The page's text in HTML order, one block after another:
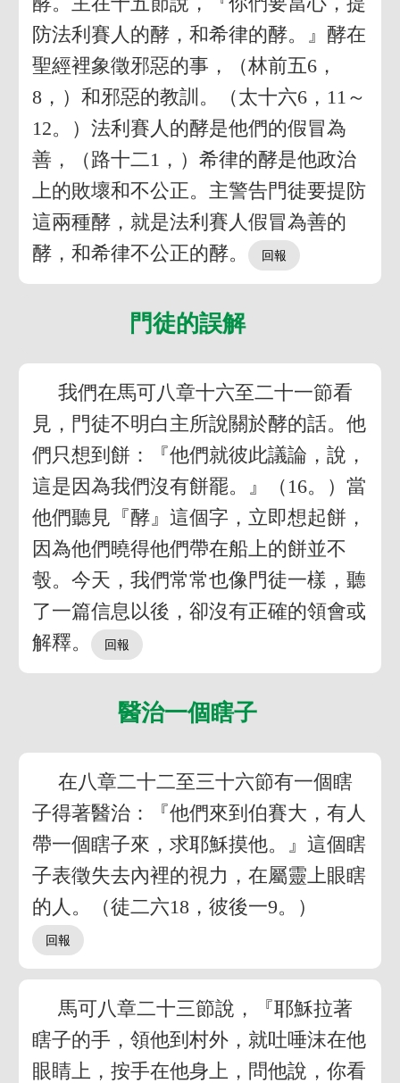
防法利賽人的酵，和希律的酵。』酵在
聖經裡象徵邪惡的事，（林前五6，
8，）和邪惡的教訓。（太十六6，11～
12。）法利賽人的酵是他們的假冒為
善，（路十二1，）希律的酵是他政治
上的敗壞和不公正。主警告門徒要提防
這兩種酵，就是法利賽人假冒為善的
酵，和希律不公正的酵。
門徒的誤解
我們在馬可八章十六至二十一節看
見，門徒不明白主所說關於酵的話。他
們只想到餅：『他們就彼此議論，說，
這是因為我們沒有餅罷。』（16。）當
他們聽見『酵』這個字，立即想起餅，
因為他們曉得他們帶在船上的餅並不
彀。今天，我們常常也像門徒一樣，聽
了一篇信息以後，卻沒有正確的領會或
解釋。
醫治一個瞎子
在八章二十二至三十六節有一個瞎
子得著醫治：『他們來到伯賽大，有人
帶一個瞎子來，求耶穌摸他。』這個瞎
子表徵失去內裡的視力，在屬靈上眼瞎
的人。（徒二六18，彼後一9。）
馬可八章二十三節說，『耶穌拉著
瞎子的手，領他到村外，就吐唾沫在他
眼睛上，按手在他身上，問他說，你看